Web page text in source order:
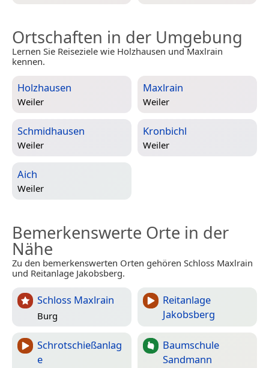
Ortschaften in der Umgebung
Lernen Sie Reiseziele wie Holzhausen und Maxlrain
kennen.
Holzhausen
Weiler
Maxlrain
Weiler
Schmidhausen
Weiler
Kronbichl
Weiler
Aich
Weiler
Bemerkenswerte Orte in der
Nähe
Zu den bemerkenswerten Orten gehören Schloss Maxlrain
und Reitanlage Jakobsberg.
Schloss Maxlrain
Burg
Reitanlage
Jakobsberg
Schrotschießanlag
e
Baumschule
Sandmann